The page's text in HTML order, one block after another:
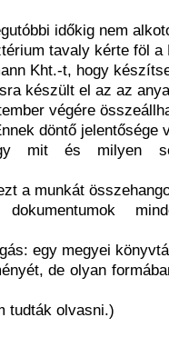
időkig nem
tavaly kérte föl a
Kht.-t, hogy
készült el az az
végére
döntő jelentősége
mit és milyen
a munkát
egy megyei
de olyan
tudták olvasni.)